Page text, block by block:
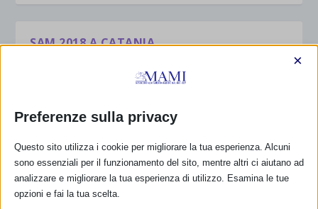
SAM 2018 A CATANIA
ALLATTAMENTO E COMUNITA’ CATANIA 26 OTTOBRE
Mangano” Via Enrico Besana 12 – Ore 10:00 – 13:00
Apertura dei lavori Egidio...
PER SAPERNE DI PIÙ
Preferenze sulla privacy
×
Questo sito utilizza i cookie per migliorare la tua esperienza. Alcuni
sono essenziali per il funzionamento del sito, mentre altri ci aiutano ad
analizzare e migliorare la tua esperienza di utilizzo. Esamina le tue
opzioni e fai la tua scelta.